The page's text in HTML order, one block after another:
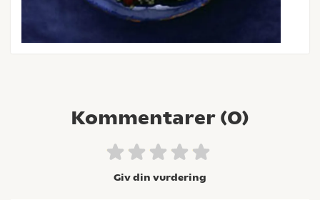
Kommentarer (0)
Giv din vurdering